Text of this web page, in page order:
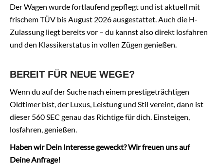
Der Wagen wurde fortlaufend gepflegt und ist aktuell mit
frischem TÜV bis August 2026 ausgestattet. Auch die H-
Zulassung liegt bereits vor – du kannst also direkt losfahren
und den Klassikerstatus in vollen Zügen genießen.
BEREIT FÜR NEUE WEGE?
Wenn du auf der Suche nach einem prestigeträchtigen
Oldtimer bist, der Luxus, Leistung und Stil vereint, dann ist
dieser 560 SEC genau das Richtige für dich. Einsteigen,
losfahren, genießen.
Haben wir Dein Interesse geweckt? Wir freuen uns auf
Deine Anfrage!